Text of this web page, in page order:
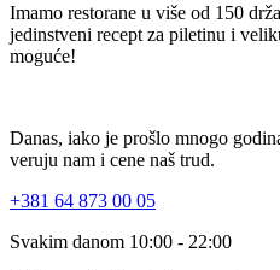
Imamo restorane u više od 150
jedinstveni recept za piletinu i
moguće!
Danas, iako je prošlo mnogo
veruju nam i cene naš trud.
+381 64 873 00 05
Svakim danom 10:00 - 22:00